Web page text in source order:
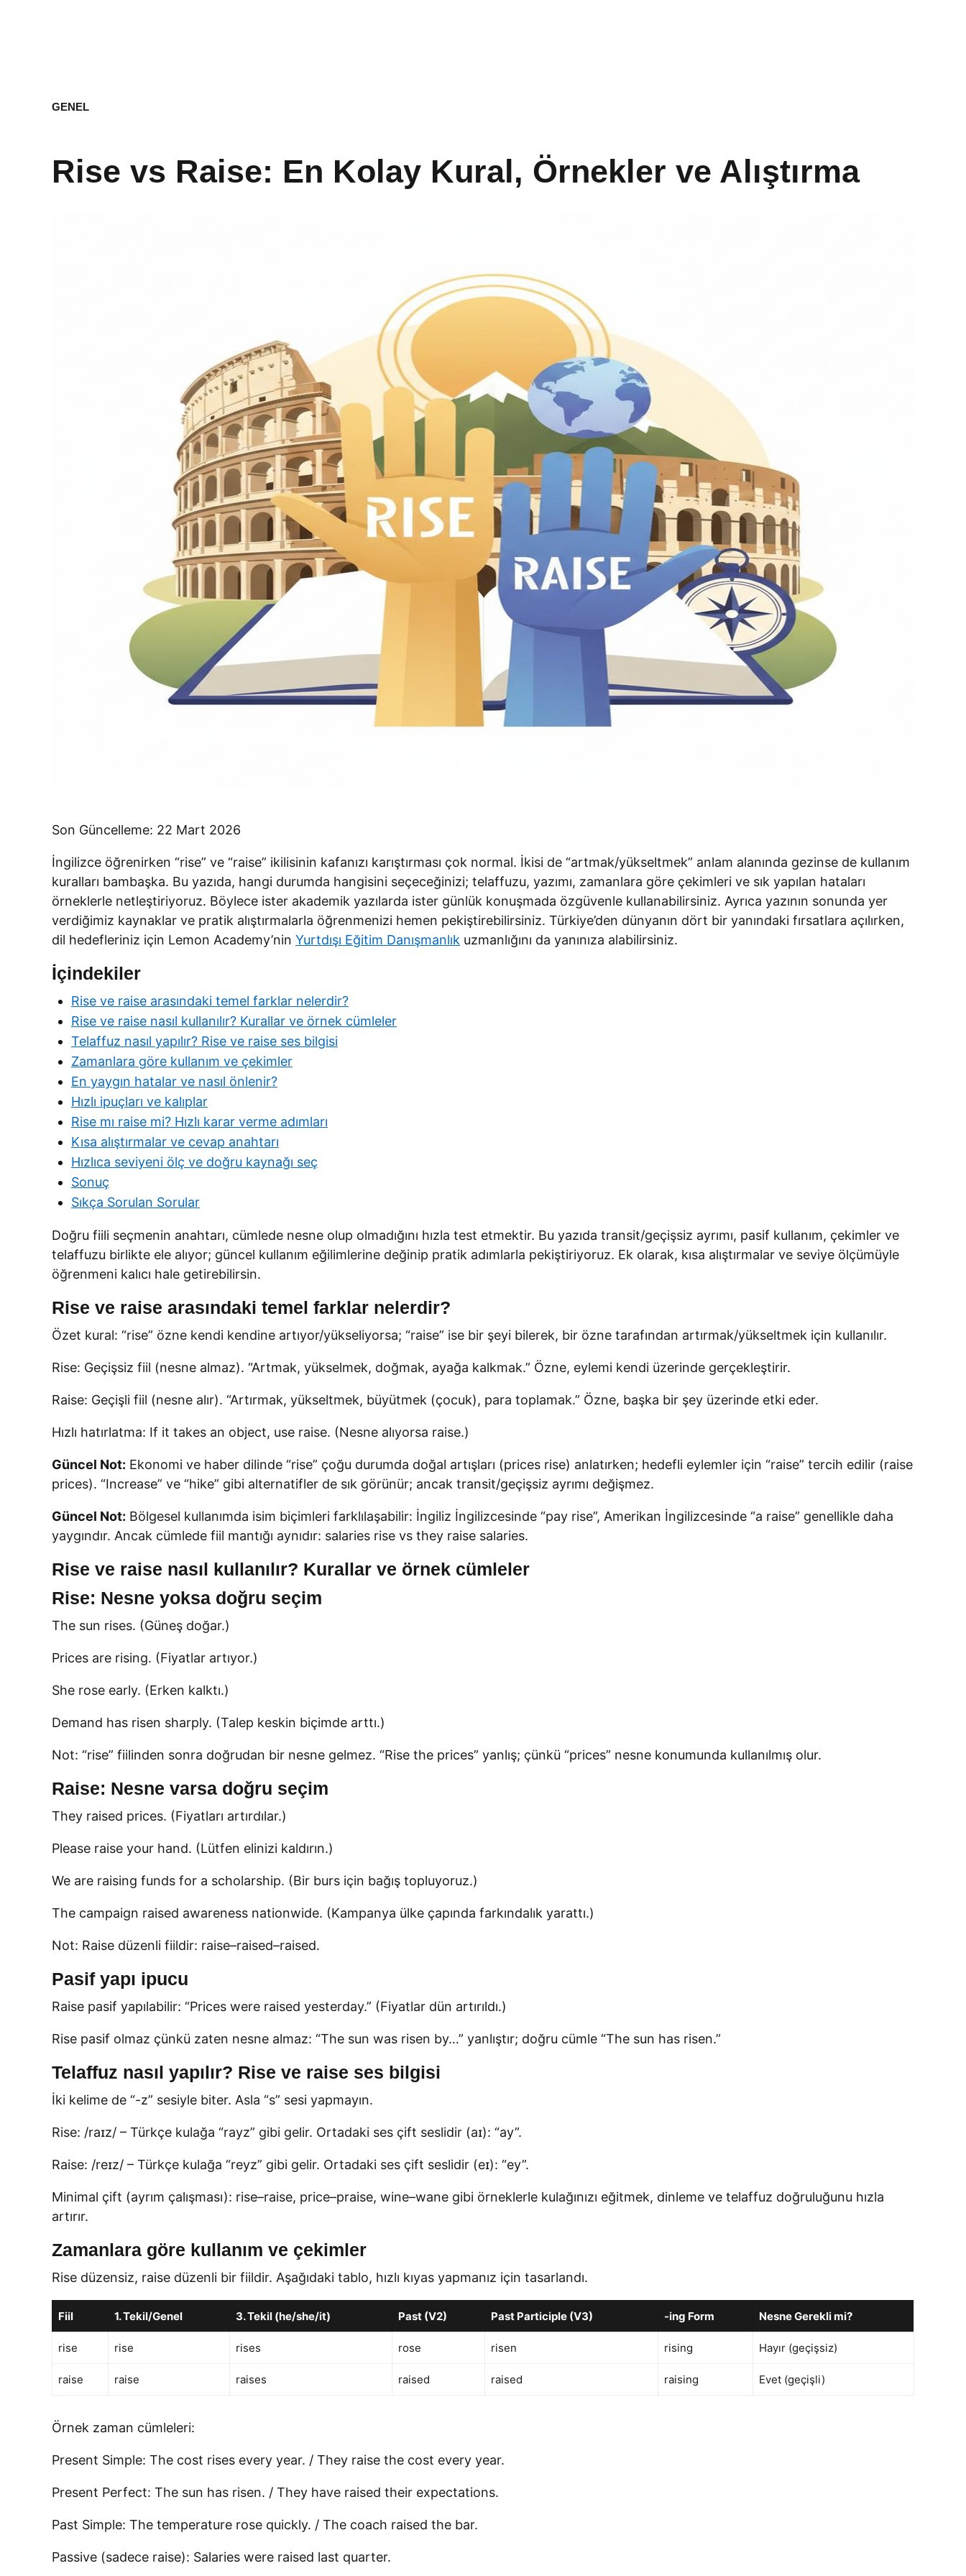
GENEL
Rise vs Raise: En Kolay Kural, Örnekler ve Alıştırma
Son Güncelleme: 22 Mart 2026
İngilizce öğrenirken “rise” ve “raise” ikilisinin kafanızı karıştırması çok normal. İkisi de “artmak/yükseltmek” anlam alanında gezinse de kullanım
kuralları bambaşka. Bu yazıda, hangi durumda hangisini seçeceğinizi; telaffuzu, yazımı, zamanlara göre çekimleri ve sık yapılan hataları
örneklerle netleştiriyoruz. Böylece ister akademik yazılarda ister günlük konuşmada özgüvenle kullanabilirsiniz. Ayrıca yazının sonunda yer
verdiğimiz kaynaklar ve pratik alıştırmalarla öğrenmenizi hemen pekiştirebilirsiniz. Türkiye’den dünyanın dört bir yanındaki fırsatlara açılırken,
dil hedefleriniz için Lemon Academy’nin Yurtdışı Eğitim Danışmanlık uzmanlığını da yanınıza alabilirsiniz.
İçindekiler
Rise ve raise arasındaki temel farklar nelerdir?
Rise ve raise nasıl kullanılır? Kurallar ve örnek cümleler
Telaffuz nasıl yapılır? Rise ve raise ses bilgisi
Zamanlara göre kullanım ve çekimler
En yaygın hatalar ve nasıl önlenir?
Hızlı ipuçları ve kalıplar
Rise mı raise mi? Hızlı karar verme adımları
Kısa alıştırmalar ve cevap anahtarı
Hızlıca seviyeni ölç ve doğru kaynağı seç
Sonuç
Sıkça Sorulan Sorular
Doğru fiili seçmenin anahtarı, cümlede nesne olup olmadığını hızla test etmektir. Bu yazıda transit/geçişsiz ayrımı, pasif kullanım, çekimler ve
telaffuzu birlikte ele alıyor; güncel kullanım eğilimlerine değinip pratik adımlarla pekiştiriyoruz. Ek olarak, kısa alıştırmalar ve seviye ölçümüyle
öğrenmeni kalıcı hale getirebilirsin.
Rise ve raise arasındaki temel farklar nelerdir?
Özet kural: “rise” özne kendi kendine artıyor/yükseliyorsa; “raise” ise bir şeyi bilerek, bir özne tarafından artırmak/yükseltmek için kullanılır.
Rise: Geçişsiz fiil (nesne almaz). “Artmak, yükselmek, doğmak, ayağa kalkmak.” Özne, eylemi kendi üzerinde gerçekleştirir.
Raise: Geçişli fiil (nesne alır). “Artırmak, yükseltmek, büyütmek (çocuk), para toplamak.” Özne, başka bir şey üzerinde etki eder.
Hızlı hatırlatma: If it takes an object, use raise. (Nesne alıyorsa raise.)
Güncel Not: Ekonomi ve haber dilinde “rise” çoğu durumda doğal artışları (prices rise) anlatırken; hedefli eylemler için “raise” tercih edilir (raise
prices). “Increase” ve “hike” gibi alternatifler de sık görünür; ancak transit/geçişsiz ayrımı değişmez.
Güncel Not: Bölgesel kullanımda isim biçimleri farklılaşabilir: İngiliz İngilizcesinde “pay rise”, Amerikan İngilizcesinde “a raise” genellikle daha
yaygındır. Ancak cümlede fiil mantığı aynıdır: salaries rise vs they raise salaries.
Rise ve raise nasıl kullanılır? Kurallar ve örnek cümleler
Rise: Nesne yoksa doğru seçim
The sun rises. (Güneş doğar.)
Prices are rising. (Fiyatlar artıyor.)
She rose early. (Erken kalktı.)
Demand has risen sharply. (Talep keskin biçimde arttı.)
Not: “rise” fiilinden sonra doğrudan bir nesne gelmez. “Rise the prices” yanlış; çünkü “prices” nesne konumunda kullanılmış olur.
Raise: Nesne varsa doğru seçim
They raised prices. (Fiyatları artırdılar.)
Please raise your hand. (Lütfen elinizi kaldırın.)
We are raising funds for a scholarship. (Bir burs için bağış topluyoruz.)
The campaign raised awareness nationwide. (Kampanya ülke çapında farkındalık yarattı.)
Not: Raise düzenli fiildir: raise–raised–raised.
Pasif yapı ipucu
Raise pasif yapılabilir: “Prices were raised yesterday.” (Fiyatlar dün artırıldı.)
Rise pasif olmaz çünkü zaten nesne almaz: “The sun was risen by…” yanlıştır; doğru cümle “The sun has risen.”
Telaffuz nasıl yapılır? Rise ve raise ses bilgisi
İki kelime de “-z” sesiyle biter. Asla “s” sesi yapmayın.
Rise: /raɪz/ – Türkçe kulağa “rayz” gibi gelir. Ortadaki ses çift seslidir (aɪ): “ay”.
Raise: /reɪz/ – Türkçe kulağa “reyz” gibi gelir. Ortadaki ses çift seslidir (eɪ): “ey”.
Minimal çift (ayrım çalışması): rise–raise, price–praise, wine–wane gibi örneklerle kulağınızı eğitmek, dinleme ve telaffuz doğruluğunu hızla
artırır.
Zamanlara göre kullanım ve çekimler
Rise düzensiz, raise düzenli bir fiildir. Aşağıdaki tablo, hızlı kıyas yapmanız için tasarlandı.
Fiil 1. Tekil/Genel 3. Tekil (he/she/it) Past (V2) Past Participle (V3) -ing Form Nesne Gerekli mi?
rise rise rises rose risen rising Hayır (geçişsiz)
raise raise raises raised raised raising Evet (geçişli)
Örnek zaman cümleleri:
Present Simple: The cost rises every year. / They raise the cost every year.
Present Perfect: The sun has risen. / They have raised their expectations.
Past Simple: The temperature rose quickly. / The coach raised the bar.
Passive (sadece raise): Salaries were raised last quarter.